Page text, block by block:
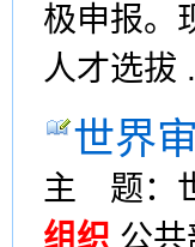
极申报。
人才选拔
世界
主 题：
组织 公